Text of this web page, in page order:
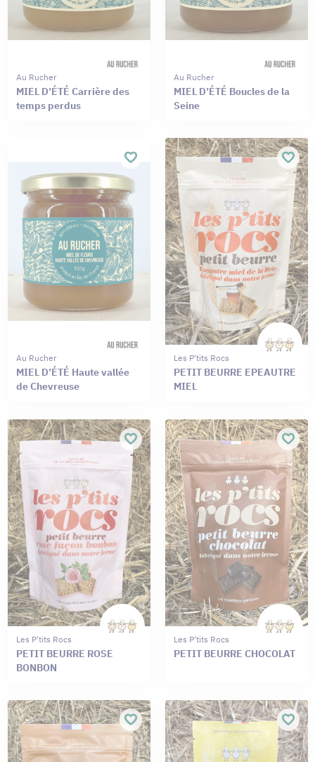
Au Rucher
MIEL D’ÉTÉ Carrière des
temps perdus
Au Rucher
MIEL D’ÉTÉ Boucles de la
Seine
Au Rucher
MIEL D’ÉTÉ Haute vallée
de Chevreuse
Les P'tits Rocs
PETIT BEURRE EPEAUTRE
MIEL
Les P'tits Rocs
PETIT BEURRE ROSE
BONBON
Les P'tits Rocs
PETIT BEURRE CHOCOLAT